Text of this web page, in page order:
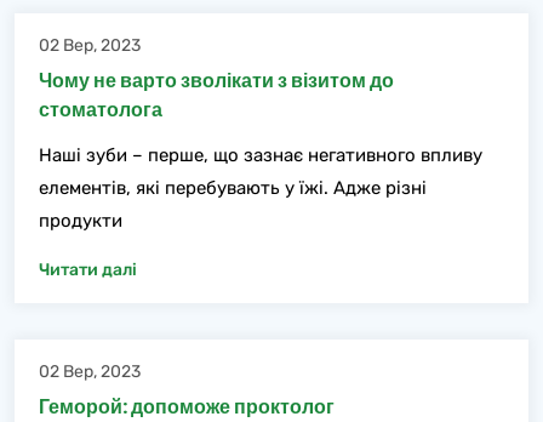
02 Вер, 2023
Чому не варто зволікати з візитом до
стоматолога
Наші зуби – перше, що зазнає негативного впливу
елементів, які перебувають у їжі. Адже різні
продукти
Читати далі
02 Вер, 2023
Геморой: допоможе проктолог